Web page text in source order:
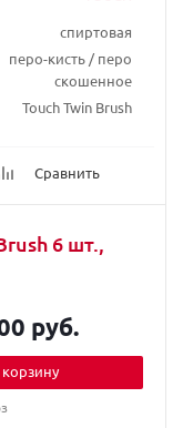
спиртовая
перо-кисть / перо
скошенное
Touch Twin Brush
Сравнить
6 шт.,
руб.
корзину